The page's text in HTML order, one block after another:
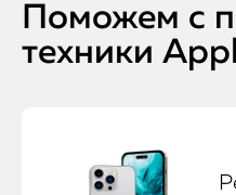
Поможем с
техники